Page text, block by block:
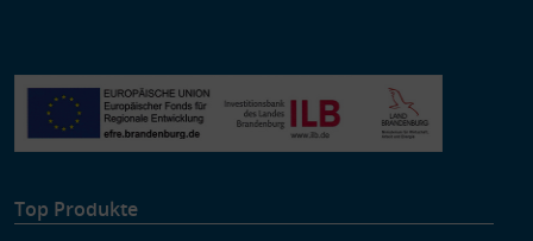
Top Produkte